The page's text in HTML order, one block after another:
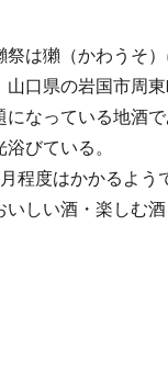
は獺（かわうそ
口県の岩国市周
なっている地酒
びている。
程度はかかるよ
しい酒・楽しむ